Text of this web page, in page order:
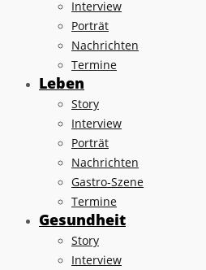
Interview
Porträt
Nachrichten
Termine
Leben
Story
Interview
Porträt
Nachrichten
Gastro-Szene
Termine
Gesundheit
Story
Interview